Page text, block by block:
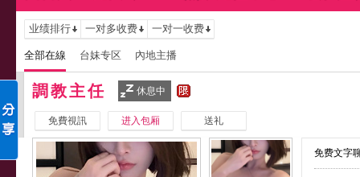
业绩排行 一对多收费 一对一收费
全部在線 台妹专区 內地主播
調教主任 休息中
免費視訊 进入包厢 送礼
免费文字